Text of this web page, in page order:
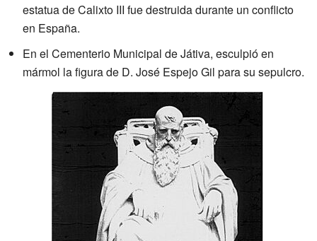
estatua de Calixto III fue destruida durante un conflicto
en España.
En el Cementerio Municipal de Játiva, esculpió en
mármol la figura de D. José Espejo Gil para su sepulcro.